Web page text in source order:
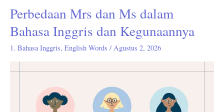
Perbedaan Mrs dan Ms dalam
Bahasa Inggris dan Kegunaannya
1. Bahasa Inggris, English Words / Agustus 2, 2026
Perbedaan
dan
Ms